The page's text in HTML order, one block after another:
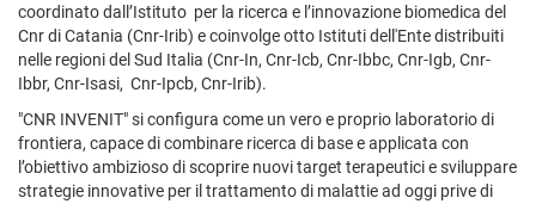
coordinato dall’Istituto per la ricerca e l’innovazione biomedica del
Cnr di Catania (Cnr-Irib) e coinvolge otto Istituti dell'Ente distribuiti
nelle regioni del Sud Italia (Cnr-In, Cnr-Icb, Cnr-Ibbc, Cnr-Igb, Cnr-
Ibbr, Cnr-Isasi, Cnr-Ipcb, Cnr-Irib).
"CNR INVENIT" si configura come un vero e proprio laboratorio di
frontiera, capace di combinare ricerca di base e applicata con
l’obiettivo ambizioso di scoprire nuovi target terapeutici e sviluppare
strategie innovative per il trattamento di malattie ad oggi prive di